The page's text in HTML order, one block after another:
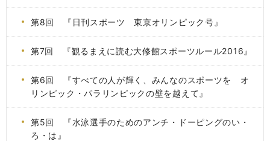
第8回 『日刊スポーツ 東京オリンピック号』
第7回 『観るまえに読む大修館スポーツルール2016』
第6回 『すべての人が輝く、みんなのスポーツを オ
リンピック・パラリンピックの壁を越えて』
第5回 『水泳選手のためのアンチ・ドーピングのい・
ろ・は』